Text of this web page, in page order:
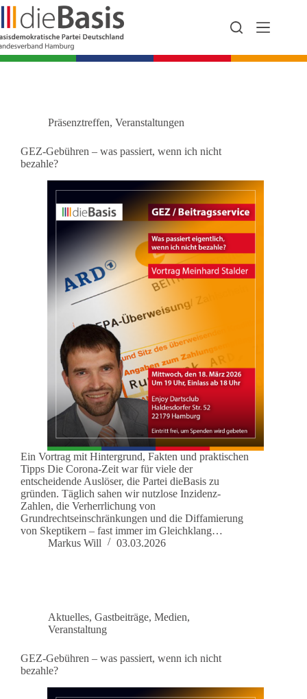
Zum
Inhalt
springen
Präsenztreffen, Veranstaltungen
GEZ-Gebühren – was passiert, wenn ich nicht
bezahle?
Ein Vortrag mit Hintergrund, Fakten und praktischen
Tipps Die Corona-Zeit war für viele der
entscheidende Auslöser, die Partei dieBasis zu
gründen. Täglich sahen wir nutzlose Inzidenz-
Zahlen, die Verherrlichung von
Grundrechtseinschränkungen und die Diffamierung
von Skeptikern – fast immer im Gleichklang…
Markus Will
03.03.2026
Aktuelles, Gastbeiträge, Medien,
Veranstaltung
GEZ-Gebühren – was passiert, wenn ich nicht
bezahle?